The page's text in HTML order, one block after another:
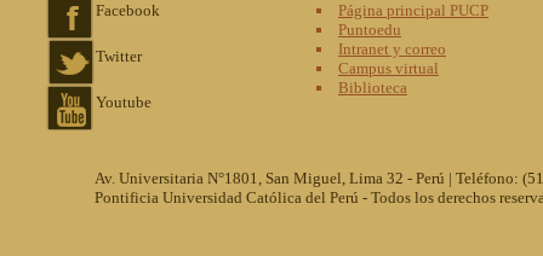
Facebook
Twitter
Youtube
Página principal PUCP
Puntoedu
Intranet y correo
Campus virtual
Biblioteca
Av. Universitaria N°1801, San Miguel, Lima 32 - Perú | Teléfono:
Pontificia Universidad Católica del Perú - Todos los derechos